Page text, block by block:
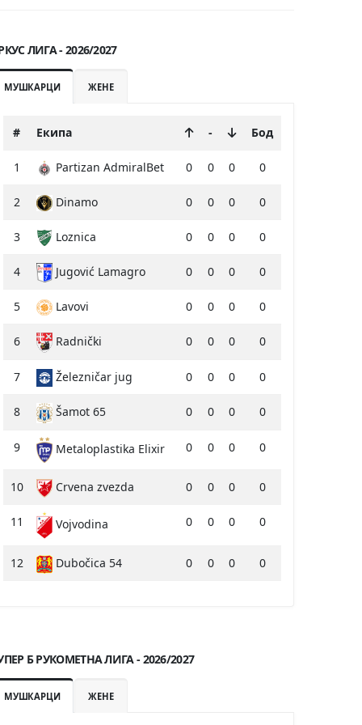
ЛИГА - 2026/2027
МУШКАРЦИ ЖЕНЕ
# Екипа - Бод
1 Partizan AdmiralBet 0 0 0 0
2 Dinamo 0 0 0 0
3 Loznica 0 0 0 0
4 Jugović Lamagro 0 0 0 0
5 Lavovi 0 0 0 0
6 Radnički 0 0 0 0
7 Železničar jug 0 0 0 0
8 Šamot 65 0 0 0 0
9 Metaloplastika Elixir 0 0 0 0
10 Crvena zvezda 0 0 0 0
11 Vojvodina 0 0 0 0
12 Dubočica 54 0 0 0 0
Б РУКОМЕТНА ЛИГА - 2026/2027
МУШКАРЦИ ЖЕНЕ